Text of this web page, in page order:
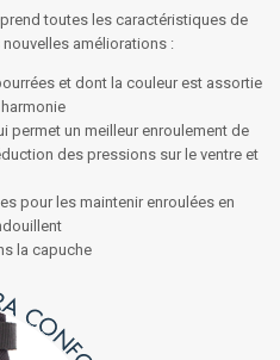
toutes les caractéristiques de
améliorations :
et dont la couleur est assortie
permet un meilleur enroulement de
des pressions sur le ventre et
pour les maintenir enroulées en
la capuche